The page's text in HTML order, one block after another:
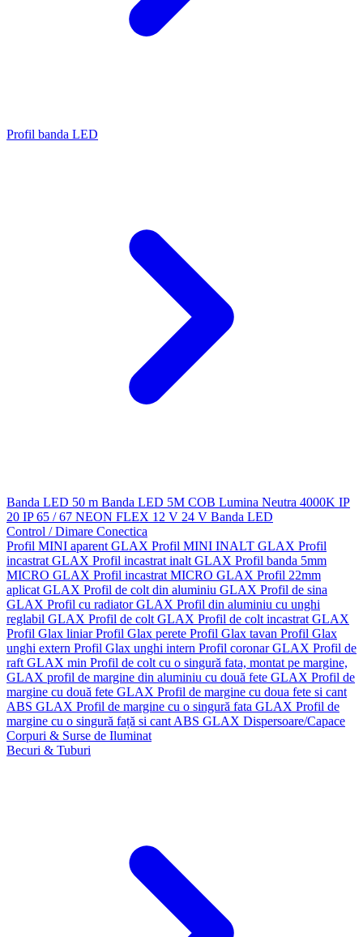
Profil banda LED
Banda LED 50 m Banda LED 5M COB Lumina Neutra 4000K IP
20 IP 65 / 67 NEON FLEX 12 V 24 V Banda LED
Control / Dimare Conectica
Profil MINI aparent GLAX Profil MINI INALT GLAX Profil
incastrat GLAX Profil incastrat inalt GLAX Profil banda 5mm
MICRO GLAX Profil incastrat MICRO GLAX Profil 22mm
aplicat GLAX Profil de colt din aluminiu GLAX Profil de sina
GLAX Profil cu radiator GLAX Profil din aluminiu cu unghi
reglabil GLAX Profil de colt GLAX Profil de colt incastrat GLAX
Profil Glax liniarProfil Glax perete Profil Glax tavan Profil Glax
unghi extern Profil Glax unghi intern Profil coronar GLAX Profil de
raft GLAX min Profil de colt cu o singură fata, montat pe margine,
GLAX profil de margine din aluminiu cu două fete GLAX Profil de
margine cu două fete GLAX Profil de margine cu doua fete si cant
ABS GLAX Profil de margine cu o singură fata GLAX Profil de
margine cu o singură față si cant ABS GLAX Dispersoare/Capace
Corpuri & Surse de Iluminat
Becuri & Tuburi